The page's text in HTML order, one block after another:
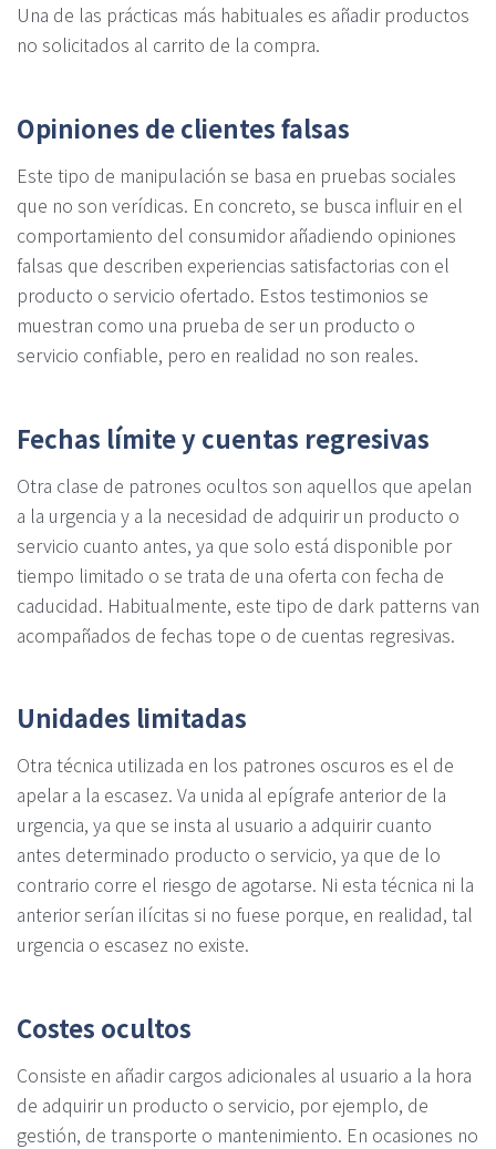
Una de las prácticas más habituales es añadir productos
no solicitados al carrito de la compra.
Opiniones de clientes falsas
Este tipo de manipulación se basa en pruebas sociales
que no son verídicas. En concreto, se busca influir en el
comportamiento del consumidor añadiendo opiniones
falsas que describen experiencias satisfactorias con el
producto o servicio ofertado. Estos testimonios se
muestran como una prueba de ser un producto o
servicio confiable, pero en realidad no son reales.
Fechas límite y cuentas regresivas
Otra clase de patrones ocultos son aquellos que apelan
a la urgencia y a la necesidad de adquirir un producto o
servicio cuanto antes, ya que solo está disponible por
tiempo limitado o se trata de una oferta con fecha de
caducidad. Habitualmente, este tipo de dark patterns van
acompañados de fechas tope o de cuentas regresivas.
Unidades limitadas
Otra técnica utilizada en los patrones oscuros es el de
apelar a la escasez. Va unida al epígrafe anterior de la
urgencia, ya que se insta al usuario a adquirir cuanto
antes determinado producto o servicio, ya que de lo
contrario corre el riesgo de agotarse. Ni esta técnica ni la
anterior serían ilícitas si no fuese porque, en realidad, tal
urgencia o escasez no existe.
Costes ocultos
Consiste en añadir cargos adicionales al usuario a la hora
de adquirir un producto o servicio, por ejemplo, de
gestión, de transporte o mantenimiento. En ocasiones no